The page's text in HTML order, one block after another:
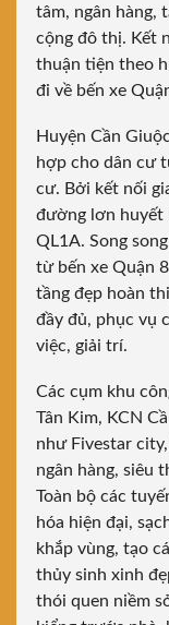
tâm, ngân hàng,
cộng đô thị. Kết
thuận tiện theo
đi về bến xe
Huyện Cần
hợp cho dân cư
cư. Bởi kết nối
đường lơn huyết
QL1A. Song
từ bến xe Quận
tầng đẹp hoàn
đầy đủ, phục vụ
việc, giải trí.
Các cụm khu
Tân Kim, KCN
như Fivestar
ngân hàng, siêu
Toàn bộ các
hóa hiện đại,
khắp vùng, tạo
thủy sinh xinh
thói quen niềm